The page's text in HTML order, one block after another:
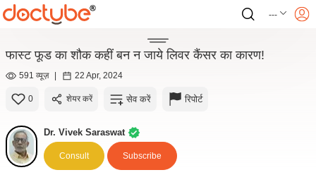
---
फास्ट फूड का शौक कहीं बन न जाये लिवर कैंसर का कारण!
591 व्यूज़ | 22 Apr, 2024
0 शेयर करें सेव करें रिपोर्ट
Dr. Vivek Saraswat
Consult Subscribe